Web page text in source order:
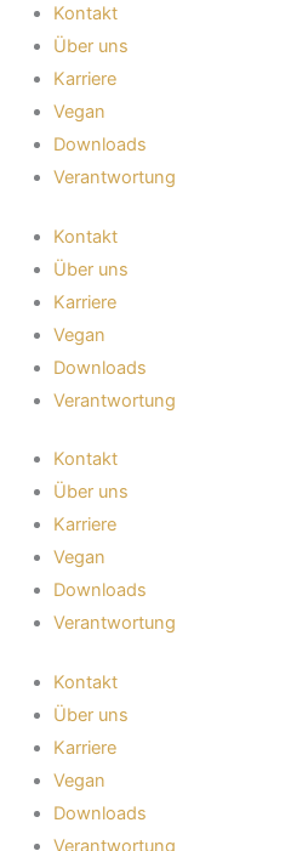
Kontakt
Über uns
Karriere
Vegan
Downloads
Verantwortung
Kontakt
Über uns
Karriere
Vegan
Downloads
Verantwortung
Kontakt
Über uns
Karriere
Vegan
Downloads
Verantwortung
Kontakt
Über uns
Karriere
Vegan
Downloads
Verantwortung